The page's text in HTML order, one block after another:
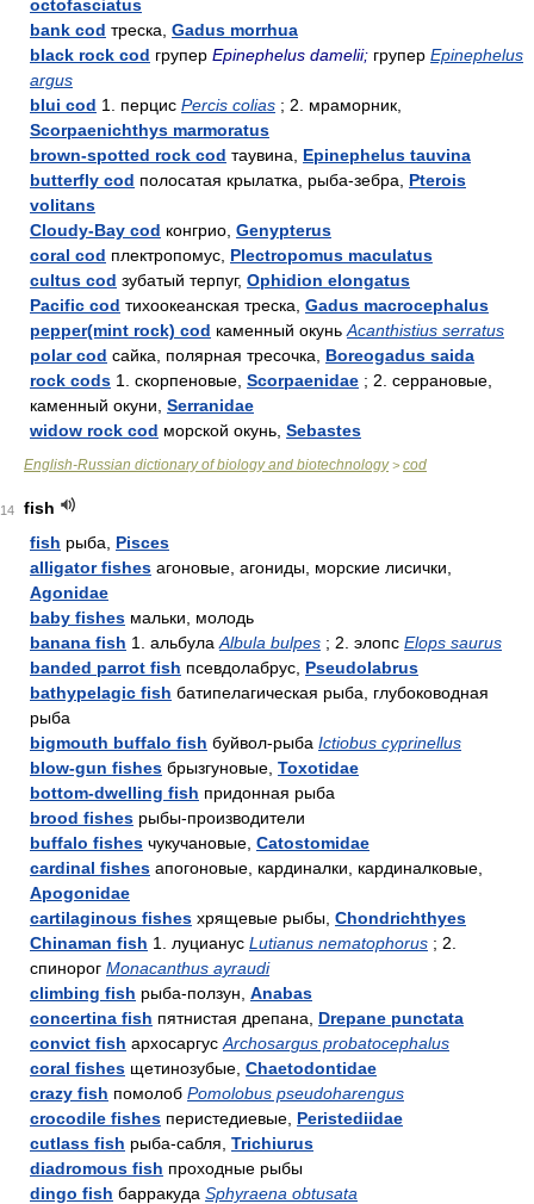
octofasciatus
bank cod треска, Gadus morrhua
black rock cod групер Epinephelus damelii; групер Epinephelus
argus
blui cod 1. перцис Percis colias ; 2. мраморник,
Scorpaenichthys marmoratus
brown-spotted rock cod таувина, Epinephelus tauvina
butterfly cod полосатая крылатка, рыба-зебра, Pterois
volitans
Cloudy-Bay cod конгрио, Genypterus
coral cod плектропомус, Plectropomus maculatus
cultus cod зубатый терпуг, Ophidion elongatus
Pacific cod тихоокеанская треска, Gadus macrocephalus
pepper(mint rock) cod каменный окунь Acanthistius serratus
polar cod сайка, полярная тресочка, Boreogadus saida
rock cods 1. скорпеновые, Scorpaenidae ; 2. серрановые,
каменный окуни, Serranidae
widow rock cod морской окунь, Sebastes
English-Russian dictionary of biology and biotechnology> cod
14
fish
fish рыба, Pisces
alligator fishes агоновые, агониды, морские лисички,
Agonidae
baby fishes мальки, молодь
banana fish 1. альбула Albula bulpes ; 2. элопс Elops saurus
banded parrot fish псевдолабрус, Pseudolabrus
bathypelagic fish батипелагическая рыба, глубоководная
рыба
bigmouth buffalo fish буйвол-рыба Ictiobus cyprinellus
blow-gun fishes брызгуновые, Toxotidae
bottom-dwelling fish придонная рыба
brood fishes рыбы-производители
buffalo fishes чукучановые, Catostomidae
cardinal fishes апогоновые, кардиналки, кардиналковые,
Apogonidae
cartilaginous fishes хрящевые рыбы, Chondrichthyes
Chinaman fish 1. луцианус Lutianus nematophorus ; 2.
спинорог Monacanthus ayraudi
climbing fish рыба-ползун, Anabas
concertina fish пятнистая дрепана, Drepane punctata
convict fish архосаргус Archosargus probatocephalus
coral fishes щетинозубые, Chaetodontidae
crazy fish помолоб Pomolobus pseudoharengus
crocodile fishes перистедиевые, Peristediidae
cutlass fish рыба-сабля, Trichiurus
diadromous fish проходные рыбы
dingo fish барракуда Sphyraena obtusata